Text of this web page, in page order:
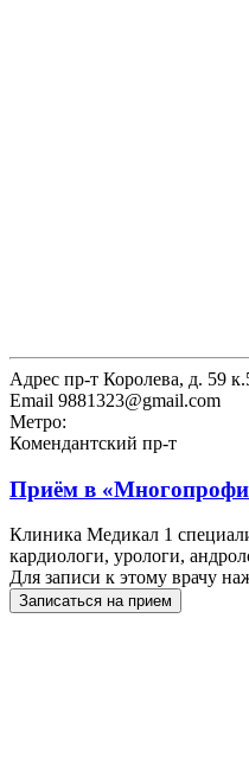
Адрес пр-т Королева, д. 59
Email 9881323@gmail.com
Метро:
Комендантский пр-т
Приём в
Клиника Медикал 1
кардиологи, урологи,
Для записи к этому врачу
Записаться на прием